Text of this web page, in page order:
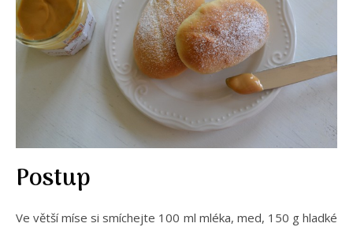
Postup
Ve větší míse si smíchejte 100 ml mléka, med, 150 g hladké